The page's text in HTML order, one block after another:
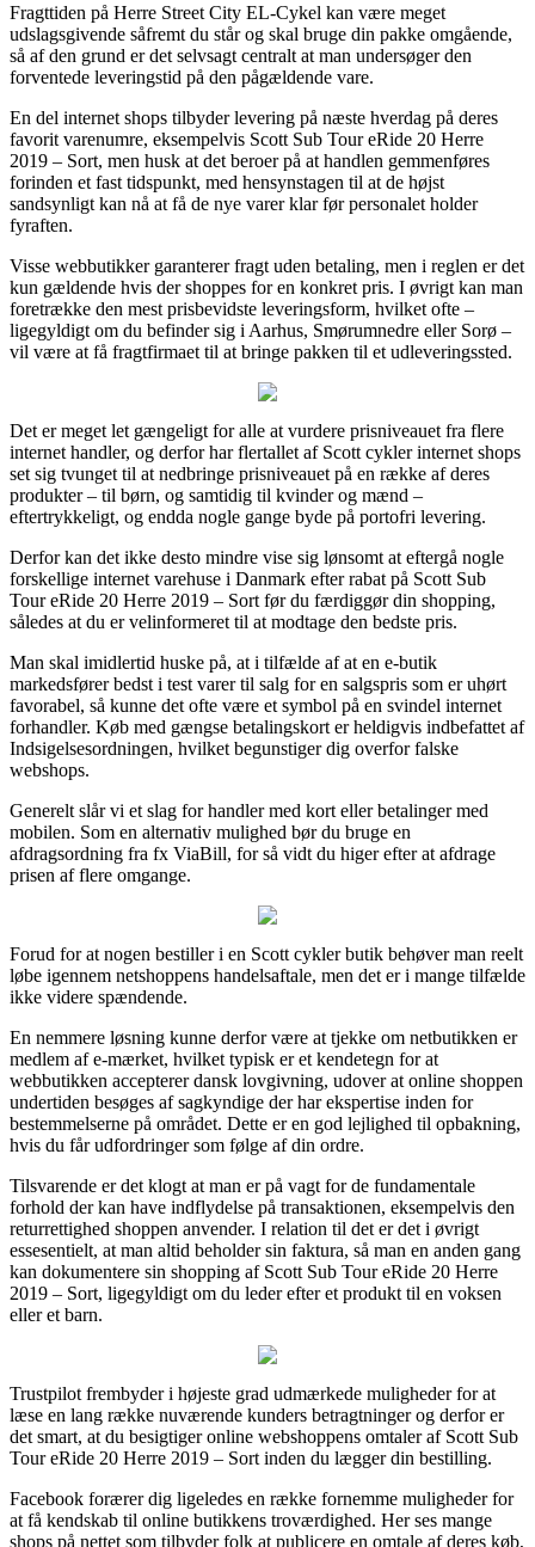
Fragttiden på Herre Street City EL-Cykel kan være meget
udslagsgivende såfremt du står og skal bruge din pakke omgående,
så af den grund er det selvsagt centralt at man undersøger den
forventede leveringstid på den pågældende vare.
En del internet shops tilbyder levering på næste hverdag på deres
favorit varenumre, eksempelvis Scott Sub Tour eRide 20 Herre
2019 – Sort, men husk at det beroer på at handlen gemmenføres
forinden et fast tidspunkt, med hensynstagen til at de højst
sandsynligt kan nå at få de nye varer klar før personalet holder
fyraften.
Visse webbutikker garanterer fragt uden betaling, men i reglen er det
kun gældende hvis der shoppes for en konkret pris. I øvrigt kan man
foretrække den mest prisbevidste leveringsform, hvilket ofte –
ligegyldigt om du befinder sig i Aarhus, Smørumnedre eller Sorø –
vil være at få fragtfirmaet til at bringe pakken til et udleveringssted.
Det er meget let gængeligt for alle at vurdere prisniveauet fra flere
internet handler, og derfor har flertallet af Scott cykler internet shops
set sig tvunget til at nedbringe prisniveauet på en række af deres
produkter – til børn, og samtidig til kvinder og mænd –
eftertrykkeligt, og endda nogle gange byde på portofri levering.
Derfor kan det ikke desto mindre vise sig lønsomt at eftergå nogle
forskellige internet varehuse i Danmark efter rabat på Scott Sub
Tour eRide 20 Herre 2019 – Sort før du færdiggør din shopping,
således at du er velinformeret til at modtage den bedste pris.
Man skal imidlertid huske på, at i tilfælde af at en e-butik
markedsfører bedst i test varer til salg for en salgspris som er uhørt
favorabel, så kunne det ofte være et symbol på en svindel internet
forhandler. Køb med gængse betalingskort er heldigvis indbefattet af
Indsigelsesordningen, hvilket begunstiger dig overfor falske
webshops.
Generelt slår vi et slag for handler med kort eller betalinger med
mobilen. Som en alternativ mulighed bør du bruge en
afdragsordning fra fx ViaBill, for så vidt du higer efter at afdrage
prisen af flere omgange.
Forud for at nogen bestiller i en Scott cykler butik behøver man reelt
løbe igennem netshoppens handelsaftale, men det er i mange tilfælde
ikke videre spændende.
En nemmere løsning kunne derfor være at tjekke om netbutikken er
medlem af e-mærket, hvilket typisk er et kendetegn for at
webbutikken accepterer dansk lovgivning, udover at online shoppen
undertiden besøges af sagkyndige der har ekspertise inden for
bestemmelserne på området. Dette er en god lejlighed til opbakning,
hvis du får udfordringer som følge af din ordre.
Tilsvarende er det klogt at man er på vagt for de fundamentale
forhold der kan have indflydelse på transaktionen, eksempelvis den
returrettighed shoppen anvender. I relation til det er det i øvrigt
essesentielt, at man altid beholder sin faktura, så man en anden gang
kan dokumentere sin shopping af Scott Sub Tour eRide 20 Herre
2019 – Sort, ligegyldigt om du leder efter et produkt til en voksen
eller et barn.
Trustpilot frembyder i højeste grad udmærkede muligheder for at
læse en lang række nuværende kunders betragtninger og derfor er
det smart, at du besigtiger online webshoppens omtaler af Scott Sub
Tour eRide 20 Herre 2019 – Sort inden du lægger din bestilling.
Facebook forærer dig ligeledes en række fornemme muligheder for
at få kendskab til online butikkens troværdighed. Her ses mange
shops på nettet som tilbyder folk at publicere en omtale af deres køb,